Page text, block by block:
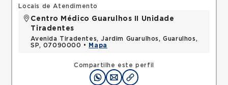
Compartilhe este perfil
Locais de Atendimento
Centro Médico Guarulhos II Unidade
Tiradentes
Avenida Tiradentes, Jardim Guarulhos, Guarulhos,
SP, 07090000 •
Mapa